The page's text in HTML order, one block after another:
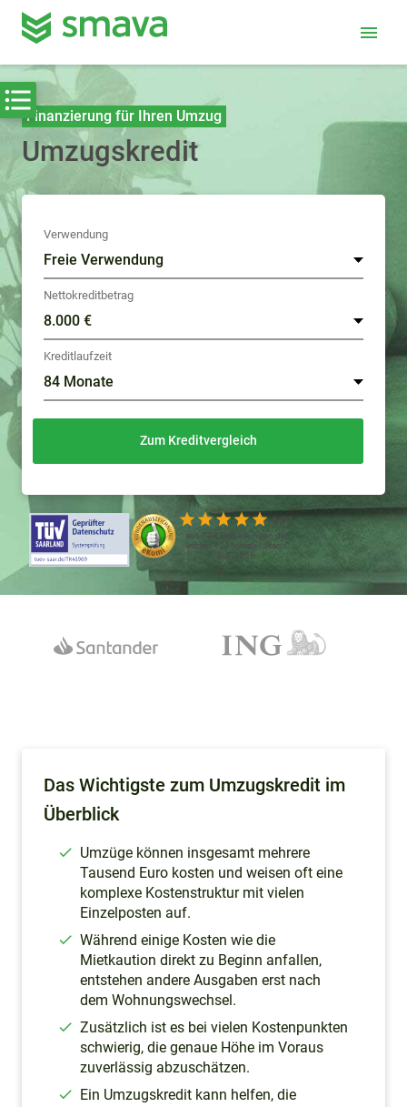
menu
Finanzierung für Ihren Umzug
Umzugskredit
4.9/5
aus 724 Bewertungen der
letzten 12 Monate - Stand
8.8.2026
Verwendung
Nettokreditbetrag
Kreditlaufzeit
Zum Kreditvergleich
Das Wichtigste zum Umzugskredit im
Überblick
Umzüge können insgesamt mehrere
Tausend Euro kosten und weisen oft eine
komplexe Kostenstruktur mit vielen
Einzelposten auf.
Während einige Kosten wie die
Mietkaution direkt zu Beginn anfallen,
entstehen andere Ausgaben erst nach
dem Wohnungswechsel.
Zusätzlich ist es bei vielen Kostenpunkten
schwierig, die genaue Höhe im Voraus
zuverlässig abzuschätzen.
Ein Umzugskredit kann helfen, die